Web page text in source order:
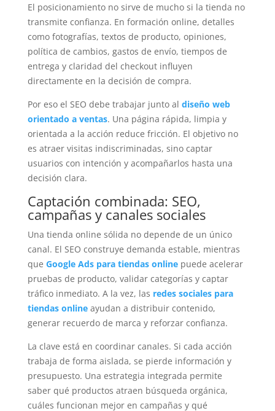
El posicionamiento no sirve de mucho si la tienda no
transmite confianza. En formación online, detalles
como fotografías, textos de producto, opiniones,
política de cambios, gastos de envío, tiempos de
entrega y claridad del checkout influyen
directamente en la decisión de compra.
Por eso el SEO debe trabajar junto al diseño web
orientado a ventas. Una página rápida, limpia y
orientada a la acción reduce fricción. El objetivo no
es atraer visitas indiscriminadas, sino captar
usuarios con intención y acompañarlos hasta una
decisión clara.
Captación combinada: SEO,
campañas y canales sociales
Una tienda online sólida no depende de un único
canal. El SEO construye demanda estable, mientras
que Google Ads para tiendas onlinepuede acelerar
pruebas de producto, validar categorías y captar
tráfico inmediato. A la vez, las redes sociales para
tiendas onlineayudan a distribuir contenido,
generar recuerdo de marca y reforzar confianza.
La clave está en coordinar canales. Si cada acción
trabaja de forma aislada, se pierde información y
presupuesto. Una estrategia integrada permite
saber qué productos atraen búsqueda orgánica,
cuáles funcionan mejor en campañas y qué